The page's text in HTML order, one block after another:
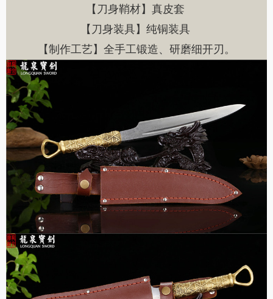
【刀身鞘材】真皮套
【刀身装具】纯铜装具
【制作工艺】全手工锻造、研磨细开刃。